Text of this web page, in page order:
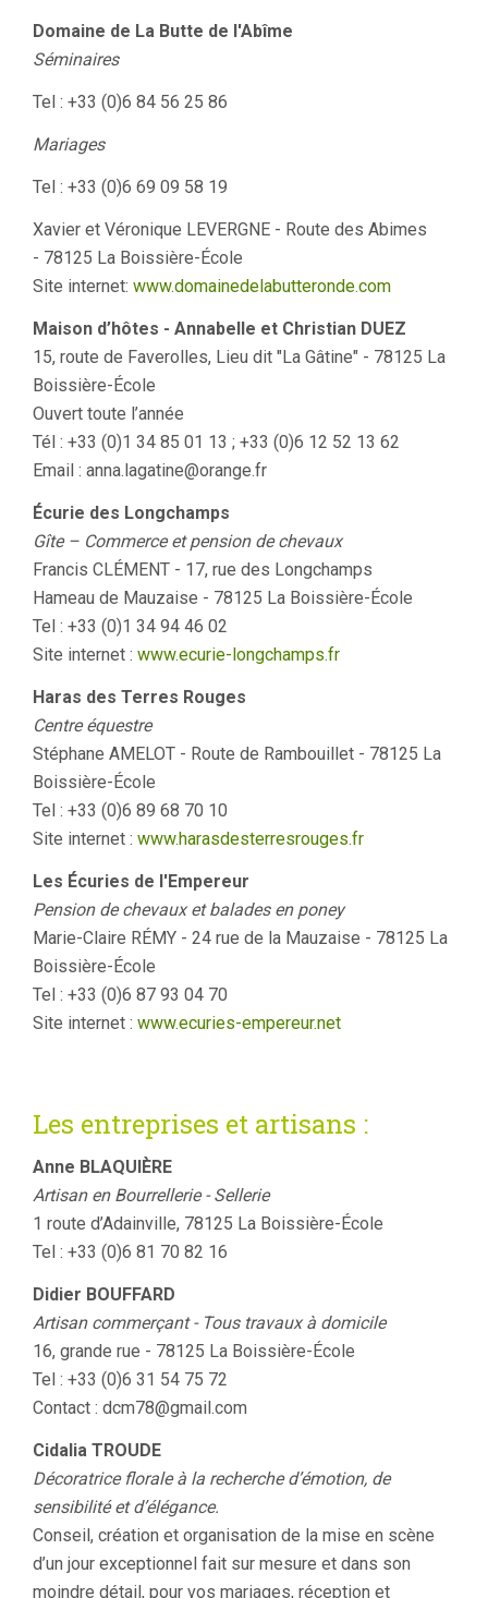
Domaine de La Butte de l'Abîme
Séminaires
Tel : +33 (0)6 84 56 25 86
Mariages
Tel : +33 (0)6 69 09 58 19
Xavier et Véronique LEVERGNE - Route des Abimes
- 78125 La Boissière-École
Site internet: www.domainedelabutteronde.com
Maison d’hôtes - Annabelle et Christian DUEZ
15, route de Faverolles, Lieu dit "La Gâtine" - 78125 La
Boissière-École
Ouvert toute l’année
Tél : +33 (0)1 34 85 01 13 ; +33 (0)6 12 52 13 62
Email : anna.lagatine@orange.fr
Écurie des Longchamps
Gîte – Commerce et pension de chevaux
Francis CLÉMENT - 17, rue des Longchamps
Hameau de Mauzaise - 78125 La Boissière-École
Tel : +33 (0)1 34 94 46 02
Site internet : www.ecurie-longchamps.fr
Haras des Terres Rouges
Centre équestre
Stéphane AMELOT - Route de Rambouillet - 78125 La
Boissière-École
Tel : +33 (0)6 89 68 70 10
Site internet : www.harasdesterresrouges.fr
Les Écuries de l'Empereur
Pension de chevaux et balades en poney
Marie-Claire RÉMY - 24 rue de la Mauzaise - 78125 La
Boissière-École
Tel : +33 (0)6 87 93 04 70
Site internet : www.ecuries-empereur.net
Les entreprises et artisans :
Anne BLAQUIÈRE
Artisan en Bourrellerie - Sellerie
1 route d’Adainville, 78125 La Boissière-École
Tel : +33 (0)6 81 70 82 16
Didier BOUFFARD
Artisan commerçant - Tous travaux à domicile
16, grande rue - 78125 La Boissière-École
Tel : +33 (0)6 31 54 75 72
Contact : dcm78@gmail.com
Cidalia TROUDE
Décoratrice florale à la recherche d’émotion, de
sensibilité et d’élégance.
Conseil, création et organisation de la mise en scène
d’un jour exceptionnel fait sur mesure et dans son
moindre détail, pour vos mariages, réception et